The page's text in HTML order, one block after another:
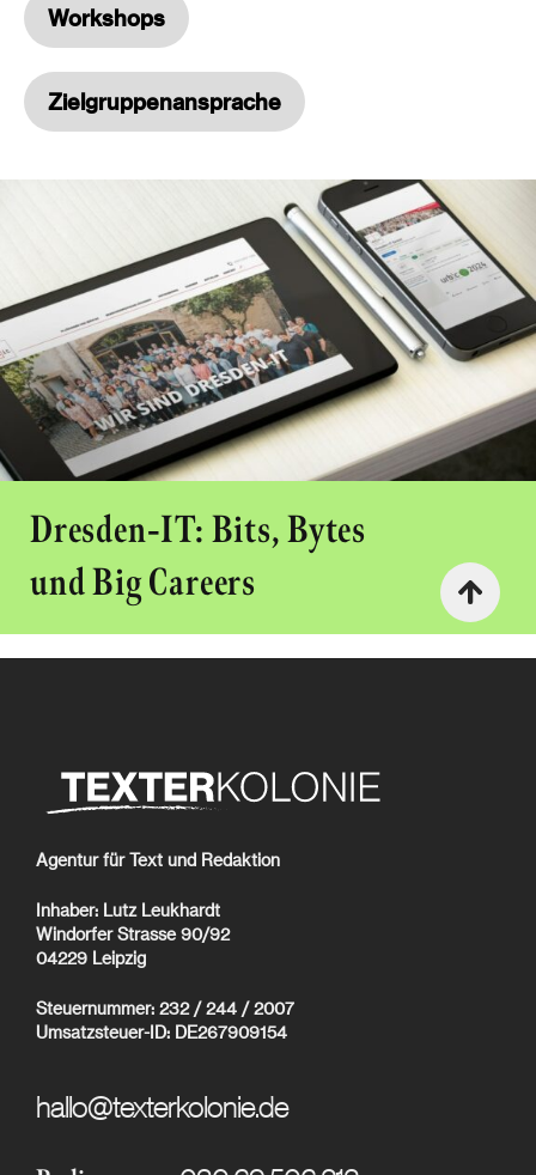
Workshops
Zielgruppenansprache
Dresden-IT: Bits, Bytes
und Big Careers
Agentur für Text und Redaktion
Inhaber: Lutz Leukhardt
Windorfer Strasse 90/92
04229 Leipzig
Steuernummer: 232 / 244 / 2007
Umsatzsteuer-ID: DE267909154
hallo@texterkolonie.de